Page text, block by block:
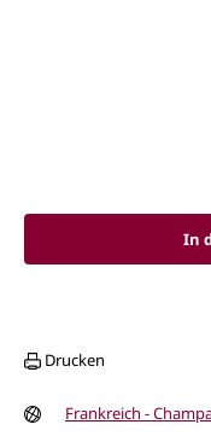
In
Drucken
Frankreich -